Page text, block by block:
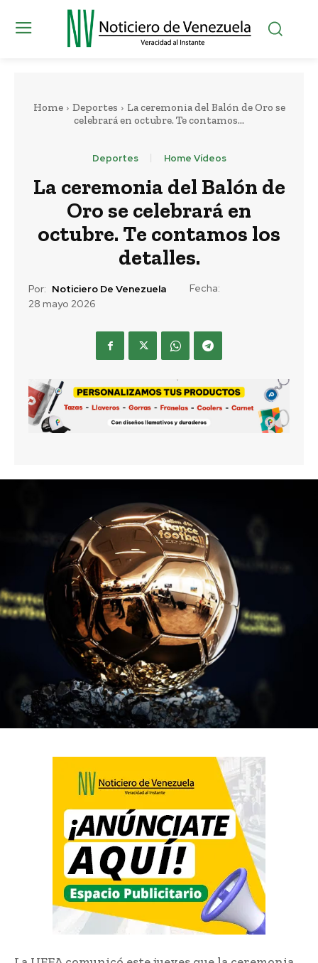
Home Deportes
La ceremonia del Balón de Oro se
celebrará en octubre. Te contamos...
Deportes Home Vídeos
La ceremonia del Balón de
Oro se celebrará en
octubre. Te contamos los
detalles.
Por: Noticiero De Venezuela
Fecha:
28 mayo 2026